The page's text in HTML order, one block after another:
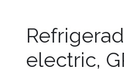
electric,